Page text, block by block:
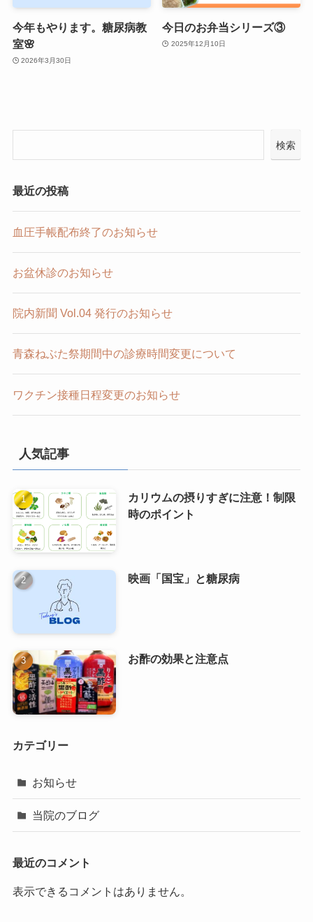
今年もやります。糖尿病教
室🌸
2026年3月30日
今日のお弁当シリーズ③
2025年12月10日
検索
最近の投稿
血圧手帳配布終了のお知らせ
お盆休診のお知らせ
院内新聞 Vol.04 発行のお知らせ
青森ねぶた祭期間中の診療時間変更について
ワクチン接種日程変更のお知らせ
人気記事
カリウムの摂りすぎに注意！制限
時のポイント
映画「国宝」と糖尿病
お酢の効果と注意点
カテゴリー
お知らせ
当院のブログ
最近のコメント
表示できるコメントはありません。